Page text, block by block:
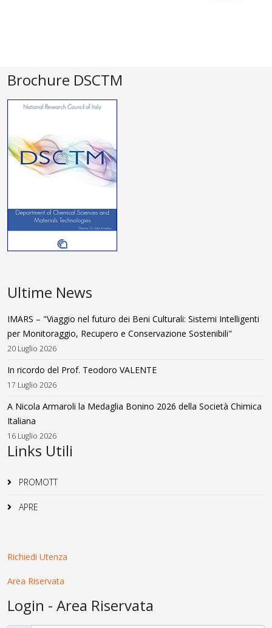
Brochure DSCTM
Ultime News
IMARS – "Viaggio nel futuro dei Beni Culturali: Sistemi Intelligenti
per Monitoraggio, Recupero e Conservazione Sostenibili"
20 Luglio 2026
In ricordo del Prof. Teodoro VALENTE
17 Luglio 2026
A Nicola Armaroli la Medaglia Bonino 2026 della Società Chimica
Italiana
16 Luglio 2026
Links Utili
PROMOTT
APRE
Richiedi Utenza
Area Riservata
Login - Area Riservata